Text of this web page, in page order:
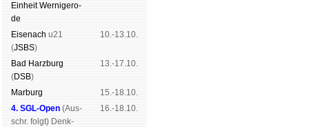
Ein­heit Wer­ni­ge­ro­
de
Eise­nach u21
(JSBS)
10.-13.10.
Bad Harz­burg
(DSB)
13.-17.10.
Mar­burg
15.-18.10.
4. SGL-Open (Aus­
schr. folgt) Denk­
16.-18.10.